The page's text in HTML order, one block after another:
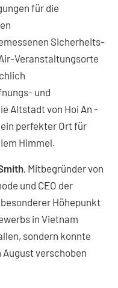
für die
Sicherheits-
Veranstaltungsorte
und
Altstadt von Hoi An -
perfekter Ort für
Himmel.
, Mitbegründer von
und CEO der
Höhepunkt
in Vietnam
sondern konnte
verschoben